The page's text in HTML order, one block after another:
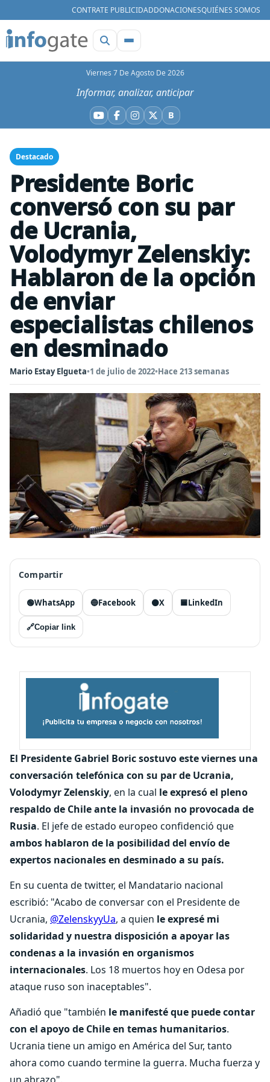
CONTRATE PUBLICIDADDONACIONESQUIÉNES SOMOS
Viernes 7 De Agosto De 2026
Informar, analizar, anticipar
YouTube
Facebook
Instagram
X BBluesky
Destacado
Presidente Boric
conversó con su par
de Ucrania,
Volodymyr Zelenskiy:
Hablaron de la opción
de enviar
especialistas chilenos
en desminado
Mario Estay Elgueta•1 de julio de 2022•Hace 213 semanas
Compartir
🟢WhatsApp 🔵Facebook ⚫X 🟦LinkedIn
🔗Copiar link
El Presidente Gabriel Boric sostuvo este viernes una
conversación telefónica con su par de Ucrania,
Volodymyr Zelenskiy, en la cual le expresó el pleno
respaldo de Chile ante la invasión no provocada de
Rusia. El jefe de estado europeo confidenció que
ambos hablaron de la posibilidad del envío de
expertos nacionales en desminado a su país.
En su cuenta de twitter, el Mandatario nacional
escribió: "Acabo de conversar con el Presidente de
Ucrania, @ZelenskyyUa, a quien le expresé mi
solidaridad y nuestra disposición a apoyar las
condenas a la invasión en organismos
internacionales. Los 18 muertos hoy en Odesa por
ataque ruso son inaceptables".
Añadió que "también le manifesté que puede contar
con el apoyo de Chile en temas humanitarios.
Ucrania tiene un amigo en América del Sur, tanto
ahora como cuando termine la guerra. Mucha fuerza y